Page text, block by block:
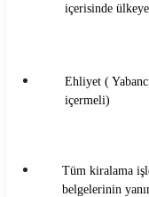
Damacar Araç
Detay Araç Kiralama
Dmr Car Araç
içerisinde
Ehliyet (
içermeli)
Tüm kiralama
belgelerinin